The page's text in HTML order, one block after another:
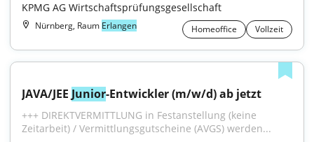
KPMG AG Wirtschaftsprüfungsgesellschaft
Nürnberg, Raum Erlangen Homeoffice Vollzeit
JAVA/JEE Junior-Entwickler (m/w/d) ab jetzt
+++ DIREKTVERMITTLUNG in Festanstellung (keine
Zeitarbeit) / Vermittlungsgutscheine (AVGS) werden...